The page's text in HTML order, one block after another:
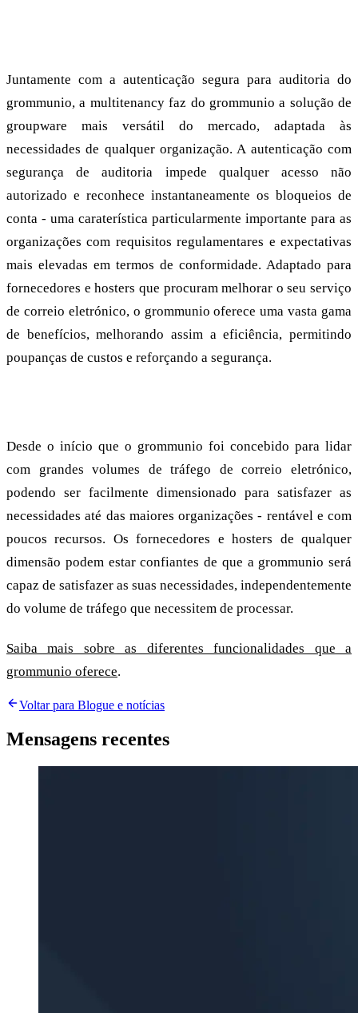
Juntamente com a autenticação segura para auditoria do
grommunio, a multitenancy faz do grommunio a solução de
groupware mais versátil do mercado, adaptada às
necessidades de qualquer organização. A autenticação com
segurança de auditoria impede qualquer acesso não
autorizado e reconhece instantaneamente os bloqueios de
conta - uma caraterística particularmente importante para as
organizações com requisitos regulamentares e expectativas
mais elevadas em termos de conformidade. Adaptado para
fornecedores e hosters que procuram melhorar o seu serviço
de correio eletrónico, o grommunio oferece uma vasta gama
de benefícios, melhorando assim a eficiência, permitindo
poupanças de custos e reforçando a segurança.
Desde o início que o grommunio foi concebido para lidar
com grandes volumes de tráfego de correio eletrónico,
podendo ser facilmente dimensionado para satisfazer as
necessidades até das maiores organizações - rentável e com
poucos recursos. Os fornecedores e hosters de qualquer
dimensão podem estar confiantes de que a grommunio será
capaz de satisfazer as suas necessidades, independentemente
do volume de tráfego que necessitem de processar.
Saiba mais sobre as diferentes funcionalidades que a
grommunio oferece.
Voltar para Blogue e notícias
Mensagens recentes